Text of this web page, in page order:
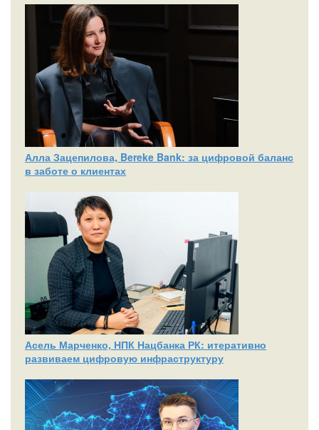
Алла Зацепилова, Bereke Bank: за цифровой баланс
в заботе о клиентах
Асель Марченко, НПК Нацбанка РК: итеративно
развиваем цифровую инфраструктуру